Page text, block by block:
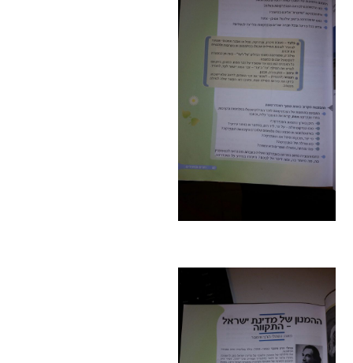
הצוות
כתבו לנו
הקו החם
הצטרפות והתנדבות
הרשמה לעדכונים
הפורום החילוני
בפייסבוק